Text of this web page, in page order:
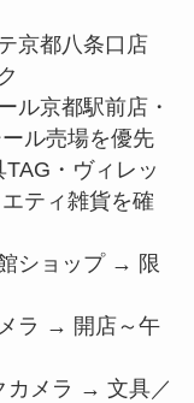
京都八条口店
ル京都駅前店・
ル売場を優先
・ヴィレッ
ティ雑貨を確
ショップ → 限
ラ → 開店～午
カメラ → 文具／